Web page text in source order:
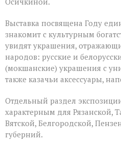
Выставка посвящена Году
знакомит с культурным
увидят украшения,
народов: русские и
(мокшанские) украшения с
также казачьи аксессуары,
Отдельный раздел
характерным для Рязанской,
Вятской, Белгородской,
губерний.